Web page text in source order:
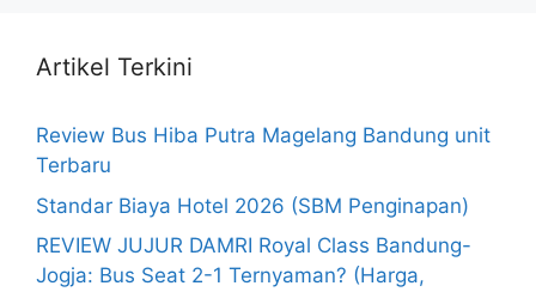
Artikel Terkini
Review Bus Hiba Putra Magelang Bandung unit
Terbaru
Standar Biaya Hotel 2026 (SBM Penginapan)
REVIEW JUJUR DAMRI Royal Class Bandung-
Jogja: Bus Seat 2-1 Ternyaman? (Harga,